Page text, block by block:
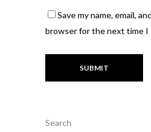
Save my name, email,
browser for the next time I
Search